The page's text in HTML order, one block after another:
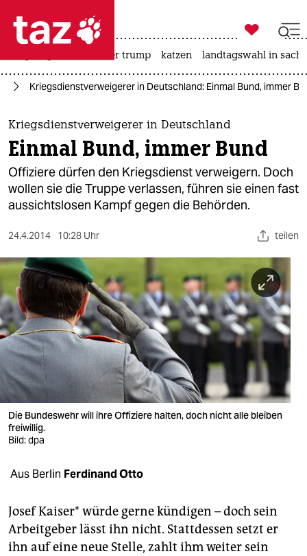
 taz zahl ich
taz zahl ich
themen
politik
öko
sport
berlin
nord
wahrheit
verlag
verlag
shop
fragen & hilfe
unterstützen

taz zahl ich
usa unter trump katzen landtagswahl in
Kriegsdienstverweigerer in Deutschland: Einmal Bund, immer
Kriegsdienstverweigerer in Deutschland
Einmal Bund, immer Bund
Offiziere dürfen den Kriegsdienst verweigern. Doch
wollen sie die Truppe verlassen, führen sie einen fast
aussichtslosen Kampf gegen die Behörden.
24.4.2014 10:28 Uhr teilen
Die Bundeswehr will ihre Offiziere halten, doch nicht alle bleiben
freiwillig.
Bild: dpa
Aus Berlin Ferdinand Otto
Josef Kaiser* würde gerne kündigen – doch sein
Arbeitgeber lässt ihn nicht. Stattdessen setzt er
ihn auf eine neue Stelle, zahlt ihm weiter sein